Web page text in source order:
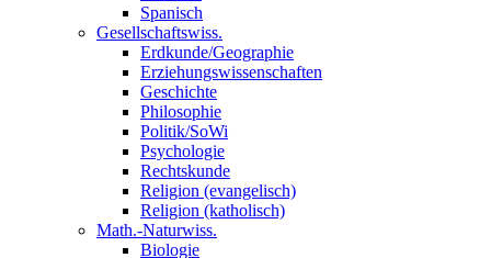
Spanisch
Gesellschaftswiss.
Erdkunde/Geographie
Erziehungswissenschaften
Geschichte
Philosophie
Politik/SoWi
Psychologie
Rechtskunde
Religion (evangelisch)
Religion (katholisch)
Math.-Naturwiss.
Biologie